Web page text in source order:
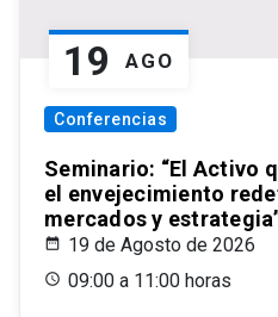
19 AGO
Conferencias
Seminario: “El Activo
el envejecimiento
mercados y
19 de Agosto de 2026
09:00 a 11:00 horas